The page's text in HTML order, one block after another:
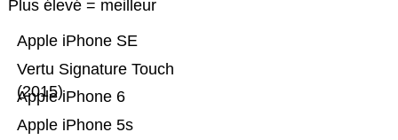
Plus élevé = meilleur
Apple iPhone 5s
Apple iPhone 6
Vertu Signature Touch
(2015)
Apple iPhone SE